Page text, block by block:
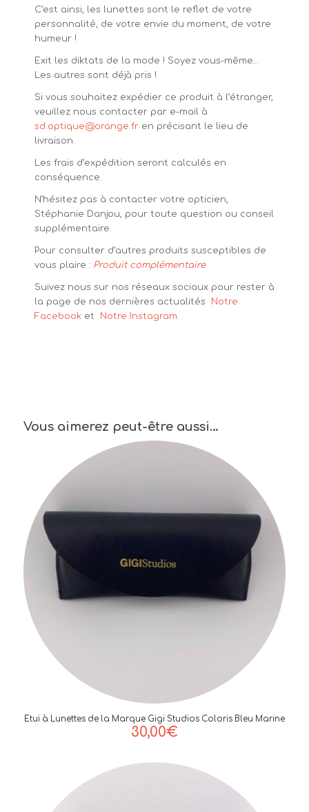
C’est ainsi, les lunettes sont le reflet de votre
personnalité, de votre envie du moment, de votre
humeur !
Exit les diktats de la mode ! Soyez vous-même…
Les autres sont déjà pris !
Si vous souhaitez expédier ce produit à l’étranger,
veuillez nous contacter par e-mail à
sd.optique@orange.fren précisant le lieu de
livraison.
Les frais d’expédition seront calculés en
conséquence.
N’hésitez pas à contacter votre opticien,
Stéphanie Danjou, pour toute question ou conseil
supplémentaire.
Pour consulter d’autres produits susceptibles de
vous plaire : Produit complémentaire
Suivez nous sur nos réseaux sociaux pour rester à
la page de nos dernières actualités
Notre
Facebooket Notre Instagram.
Vous aimerez peut-être aussi…
Etui à Lunettes de la Marque Gigi Studios Coloris Bleu Marine
30,00€